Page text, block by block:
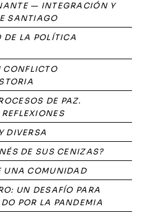
— INTEGRACIÓN Y
SANTIAGO
DE LA POLÍTICA
DE PAZ.
DIVERSA
DE SUS CENIZAS?
UNA COMUNIDAD
UN DESAFÍO PARA
POR LA PANDEMIA